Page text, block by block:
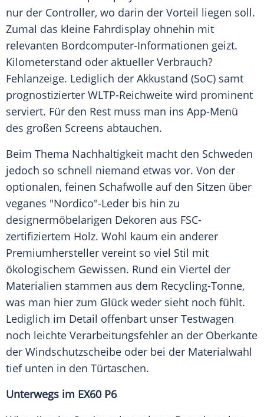
nur der Controller, wo darin der Vorteil liegen soll.
Zumal das kleine Fahrdisplay ohnehin mit
relevanten Bordcomputer-Informationen geizt.
Kilometerstand oder aktueller Verbrauch?
Fehlanzeige. Lediglich der Akkustand (SoC) samt
prognostizierter WLTP-Reichweite wird prominent
serviert. Für den Rest muss man ins App-Menü
des großen Screens abtauchen.
Beim Thema Nachhaltigkeit macht den Schweden
jedoch so schnell niemand etwas vor. Von der
optionalen, feinen Schafwolle auf den Sitzen über
veganes "Nordico"-Leder bis hin zu
designermöbelarigen Dekoren aus FSC-
zertifiziertem Holz. Wohl kaum ein anderer
Premiumhersteller vereint so viel Stil mit
ökologischem Gewissen. Rund ein Viertel der
Materialien stammen aus dem Recycling-Tonne,
was man hier zum Glück weder sieht noch fühlt.
Lediglich im Detail offenbart unser Testwagen
noch leichte Verarbeitungsfehler an der Oberkante
der Windschutzscheibe oder bei der Materialwahl
tief unten in den Türtaschen.
Unterwegs im EX60 P6